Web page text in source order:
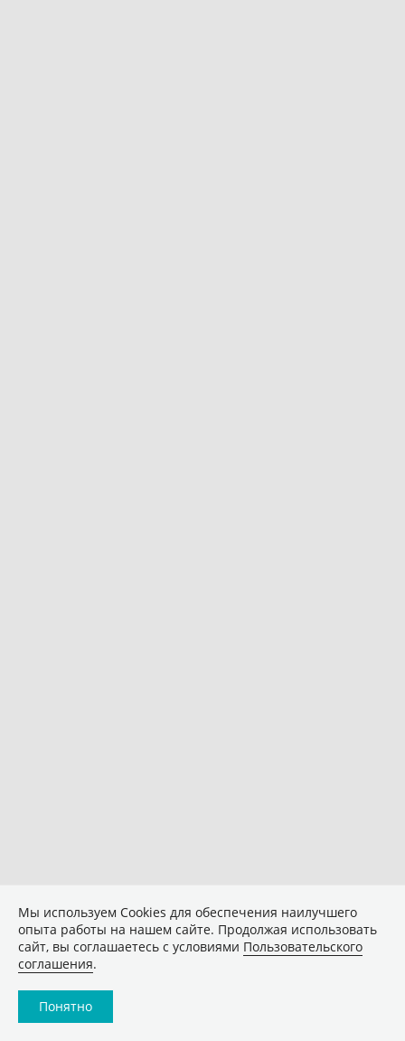
Мы используем Сookies для обеспечения наилучшего
опыта работы на нашем сайте. Продолжая использовать
сайт, вы соглашаетесь с условиями Пользовательского
соглашения.
Понятно